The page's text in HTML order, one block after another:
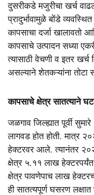
दुसरीकडे मजुरीचा खर्च
प्रादुर्भावामुळे बोंडे
कापसाचा दर्जा खालावतो
कापसाचे उत्पादन सध्या
त्यासाठी वेचणी व इतर
असल्याने शेतकऱ्यांना
कापसाचे क्षेत्र सातत्याने
जळगाव जिल्ह्यात पूर्वी
लागवड होत होती. मात्र
हेक्टरवर आले. त्यानंतर
क्षेत्र ५.११ लाख
क्षेत्र पावणेपाच लाख
ही सातत्यपूर्ण घसरण